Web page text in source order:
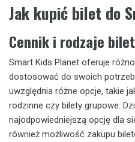
Jak kupić bilet do
Cennik i rodzaje
Smart Kids Planet oferuje
dostosować do swoich
uwzględnia różne opcje, takie
rodzinne czy bilety grupowe.
najodpowiedniejszą opcję dla
również możliwość zakupu